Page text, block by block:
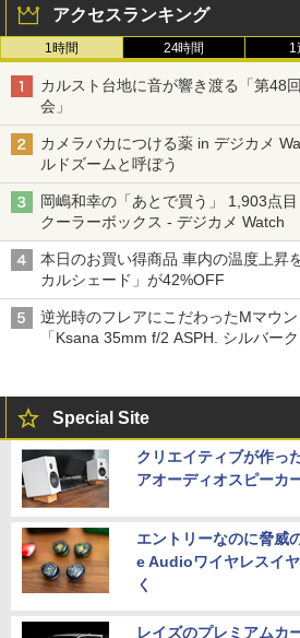
アクセスランキング
1時間 24時間 1
カルスト台地に音が響き渡る「第48
会」
カメラバカにつける薬 in デジカメ
ルドズームと呼ぼう
岡嶋和幸の「あとで買う」 1,903点
クーラーボックス - デジカメ Watch
本日のお買い得商品 車内の温度上昇
カルシェード」が42%OFF
逆光時のフレアにこだわったMマウ
「Ksana 35mm f/2 ASPH. シルバーク
Special Site
クリエイティブが作っ
アオーディオスピーカ
エントリーなのに脅威
e Audioワイヤレスイ
く
レイズのプレミアムカ